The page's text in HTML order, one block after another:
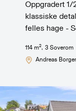
Oppgradert 1/
klassiske
felles hage -
114 m2, 3Soverom
Andreas